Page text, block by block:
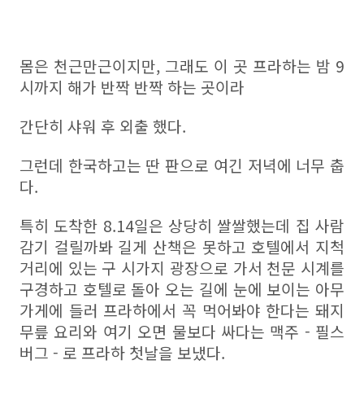
몸은 천근만근이지만, 그래도 이 곳 프라하는 밤 9
시까지 해가 반짝 반짝 하는 곳이라
간단히 샤워 후 외출 했다.
그런데 한국하고는 딴 판으로 여긴 저녁에 너무 춥
다.
특히 도착한 8.14일은 상당히 쌀쌀했는데 집 사람
감기 걸릴까봐 길게 산책은 못하고 호텔에서 지척
거리에 있는 구 시가지 광장으로 가서 천문 시계를
구경하고 호텔로 돌아 오는 길에 눈에 보이는 아무
가게에 들러 프라하에서 꼭 먹어봐야 한다는 돼지
무릎 요리와 여기 오면 물보다 싸다는 맥주 - 필스
버그 - 로 프라하 첫날을 보냈다.